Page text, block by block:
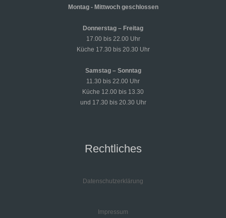
Montag - Mittwoch geschlossen
Donnerstag – Freitag
17.00 bis 22.00 Uhr
Küche 17.30 bis 20.30 Uhr
Samstag – Sonntag
11.30 bis 22.00 Uhr
Küche 12.00 bis 13.30
und 17.30 bis 20.30 Uhr
Rechtliches
Datenschutzerklärung
Impressum